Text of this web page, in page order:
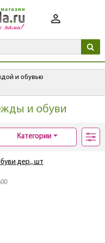
и обувью
и обуви
Категории
дер., шт